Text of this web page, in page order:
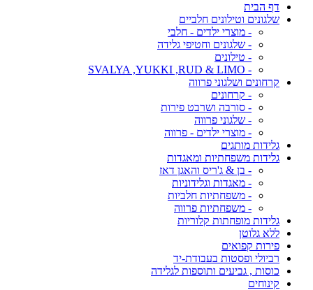
דף הבית
שלגונים וטילונים חלביים
- מוצרי ילדים - חלבי
- שלגונים וחטיפי גלידה
- טילונים
- SVALYA ,YUKKI ,RUD & LIMO
קרחונים ושלגוני פרווה
- קרחונים
- סורבה ושרבט פירות
- שלגוני פרווה
- מוצרי ילדים - פרווה
גלידות מותגים
גלידות משפחתיות ומאגדות
- בן & ג'ריס והאגן דאז
- מאגדות וגלידוניות
- משפחתיות חלביות
- משפחתיות פרווה
גלידות מופחתות קלוריות
ללא גלוטן
פירות קפואים
רביולי ופסטות בעבודת-יד
כוסות , גביעים ותוספות לגלידה
קינוחים